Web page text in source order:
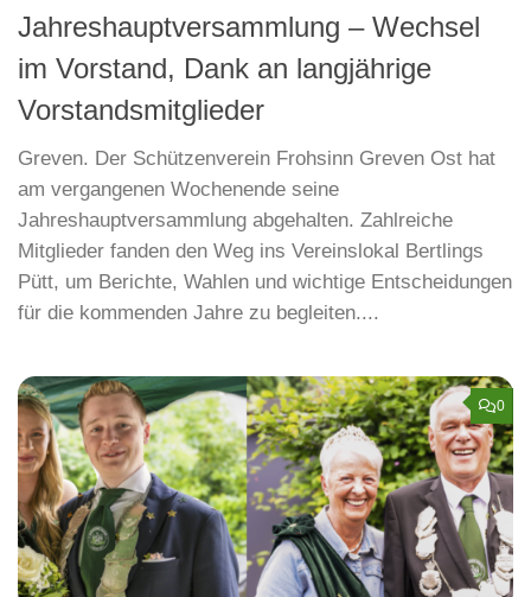
Jahreshauptversammlung – Wechsel
im Vorstand, Dank an langjährige
Vorstandsmitglieder
Greven. Der Schützenverein Frohsinn Greven Ost hat
am vergangenen Wochenende seine
Jahreshauptversammlung abgehalten. Zahlreiche
Mitglieder fanden den Weg ins Vereinslokal Bertlings
Pütt, um Berichte, Wahlen und wichtige Entscheidungen
für die kommenden Jahre zu begleiten....
0